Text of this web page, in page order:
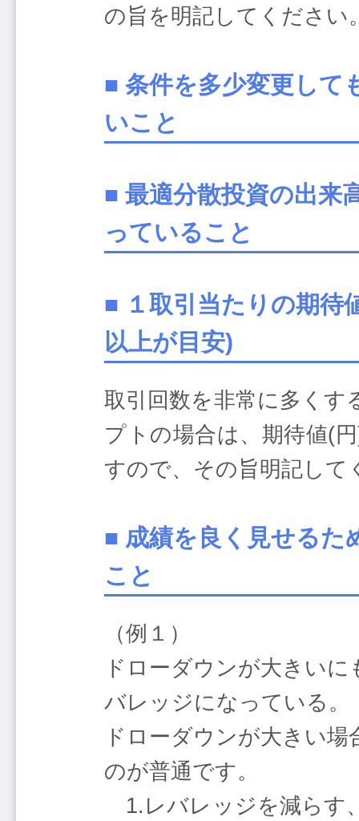
の旨を明記してください
■ 条件を多少変更して
いこと
■ 最適分散投資の出来
っていること
■ １取引当たりの期待
以上が目安)
取引回数を非常に多くす
プトの場合は、期待値(
すので、その旨明記して
■ 成績を良く見せるた
こと
（例１）
ドローダウンが大きい
バレッジになっている。
ドローダウンが大きい
のが普通です。
1.レバレッジを減らす